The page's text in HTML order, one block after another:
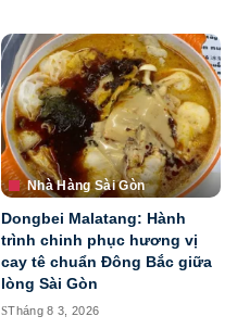
Nhà Hàng Sài Gòn
Dongbei Malatang: Hành
trình chinh phục hương vị
cay tê chuẩn Đông Bắc giữa
lòng Sài Gòn
Tháng 8 3, 2026